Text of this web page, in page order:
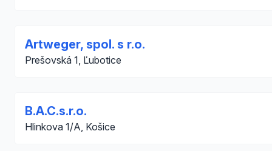
Artweger, spol. s r.o.
Prešovská 1, Ľubotice
B.A.C.s.r.o.
Hlinkova 1/A, Košice